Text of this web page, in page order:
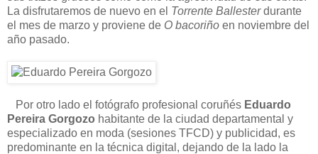
La disfrutaremos de nuevo en el Torrente Ballesterdurante
el mes de marzo y proviene de O bacoriño en noviembre del
año pasado.
Por otro lado el fotógrafo profesional coruñés Eduardo
Pereira Gorgozo habitante de la ciudad departamental y
especializado en moda (sesiones TFCD) y publicidad, es
predominante en la técnica digital, dejando de la lado la